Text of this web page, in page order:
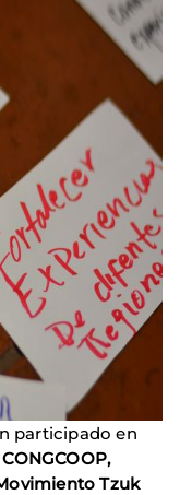
participado en
Tzuk